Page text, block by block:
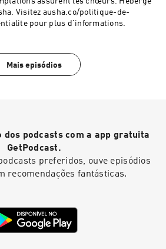
Visitez ausha.co/politique-de-
pour plus d'informations.
Mais episódios
dos podcasts com a app gratuita
GetPodcast.
preferidos, ouve episódios
recomendações fantásticas.